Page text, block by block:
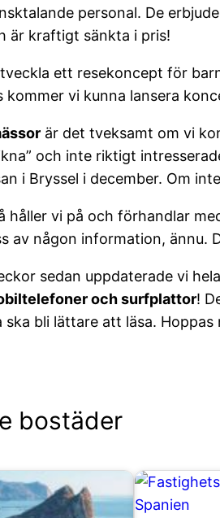
personal. De
är kraftigt sänkta i pris!
ett resekoncept för
kommer vi kunna lansera
är det tveksamt om vi
och inte riktigt
i Bryssel i december. Om
håller vi på och förhandlar
av någon information, ännu.
sedan uppdaterade vi
och surfplattor!
bli lättare att läsa. Hoppas
bostäder